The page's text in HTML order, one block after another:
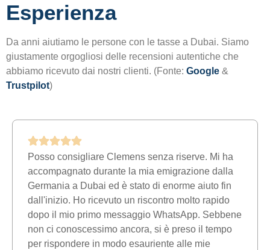
Esperienza
Da anni aiutiamo le persone con le tasse a Dubai. Siamo
giustamente orgogliosi delle recensioni autentiche che
abbiamo ricevuto dai nostri clienti. (Fonte: Google &
Trustpilot)
Posso consigliare Clemens senza riserve. Mi ha
accompagnato durante la mia emigrazione dalla
Germania a Dubai ed è stato di enorme aiuto fin
dall'inizio. Ho ricevuto un riscontro molto rapido
dopo il mio primo messaggio WhatsApp. Sebbene
non ci conoscessimo ancora, si è preso il tempo
per rispondere in modo esauriente alle mie